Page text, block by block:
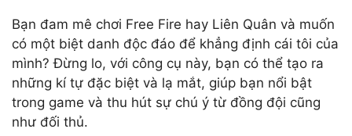
Bạn đam mê chơi Free Fire hay Liên Quân và muốn
có một biệt danh độc đáo để khẳng định cái tôi của
mình? Đừng lo, với công cụ này, bạn có thể tạo ra
những kí tự đặc biệt và lạ mắt, giúp bạn nổi bật
trong game và thu hút sự chú ý từ đồng đội cũng
như đối thủ.